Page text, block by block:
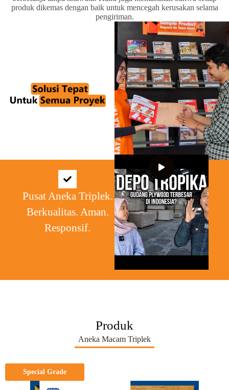
produk dikemas dengan baik untuk mencegah kerusakan selama
pengiriman.
Pusat Aneka Triplek.
Berkualitas. Aman.
Responsif.
Produk
Aneka Macam Triplek
Special Grade